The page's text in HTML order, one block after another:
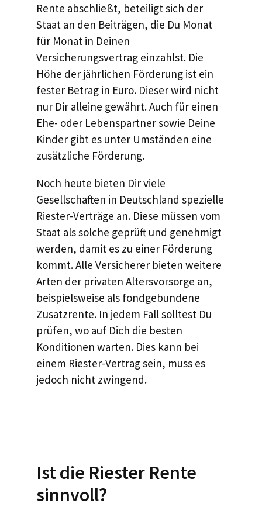
Rente abschließt, beteiligt sich der
Staat an den Beiträgen, die Du Monat
für Monat in Deinen
Versicherungsvertrag einzahlst. Die
Höhe der jährlichen Förderung ist ein
fester Betrag in Euro. Dieser wird nicht
nur Dir alleine gewährt. Auch für einen
Ehe- oder Lebenspartner sowie Deine
Kinder gibt es unter Umständen eine
zusätzliche Förderung.
Noch heute bieten Dir viele
Gesellschaften in Deutschland spezielle
Riester-Verträge an. Diese müssen vom
Staat als solche geprüft und genehmigt
werden, damit es zu einer Förderung
kommt. Alle Versicherer bieten weitere
Arten der privaten Altersvorsorge an,
beispielsweise als fondgebundene
Zusatzrente. In jedem Fall solltest Du
prüfen, wo auf Dich die besten
Konditionen warten. Dies kann bei
einem Riester-Vertrag sein, muss es
jedoch nicht zwingend.
Ist die Riester Rente
sinnvoll?